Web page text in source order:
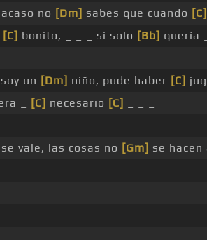
no [Dm] sabes que cuando [C]
[C] bonito, _ _ _ si solo [Bb] quería
soy un [Dm] niño, pude haber [C]
_ [C] necesario [C]
se vale, las cosas no [Gm] se hacen